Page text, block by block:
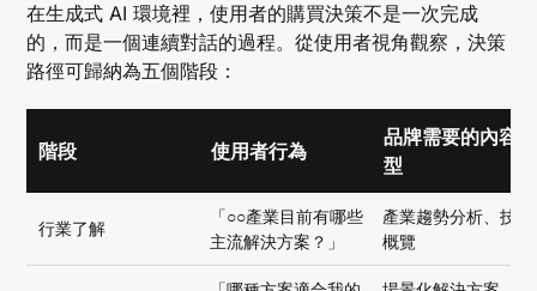
在生成式 AI 環境裡，使用者的購買決策不是一次完成
的，而是一個連續對話的過程。從使用者視角觀察，決策
路徑可歸納為五個階段：
階段 使用者行為
品牌需要的內容類
型
行業了解
「○○產業目前有哪些
主流解決方案？」
產業趨勢分析、技術
概覽